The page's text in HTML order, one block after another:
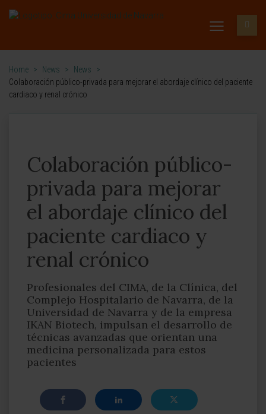
Home > News > News
>
Colaboración público-privada para mejorar el abordaje clínico del paciente
cardiaco y renal crónico
Colaboración público-
privada para mejorar
el abordaje clínico del
paciente cardiaco y
renal crónico
Profesionales del CIMA, de la Clínica, del
Complejo Hospitalario de Navarra, de la
Universidad de Navarra y de la empresa
IKAN Biotech, impulsan el desarrollo de
técnicas avanzadas que orientan una
medicina personalizada para estos
pacientes